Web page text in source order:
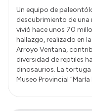
Un equipo de
descubrimiento de una
vivió hace unos 70
hallazgo, realizado en
Arroyo Ventana,
diversidad de reptiles
dinosaurios. La
Museo Provincial